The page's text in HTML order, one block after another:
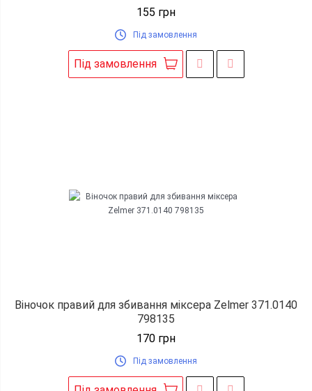
155 грн
Під замовлення
Під замовлення
Віночок правий для збивання міксера Zelmer 371.0140
798135
170 грн
Під замовлення